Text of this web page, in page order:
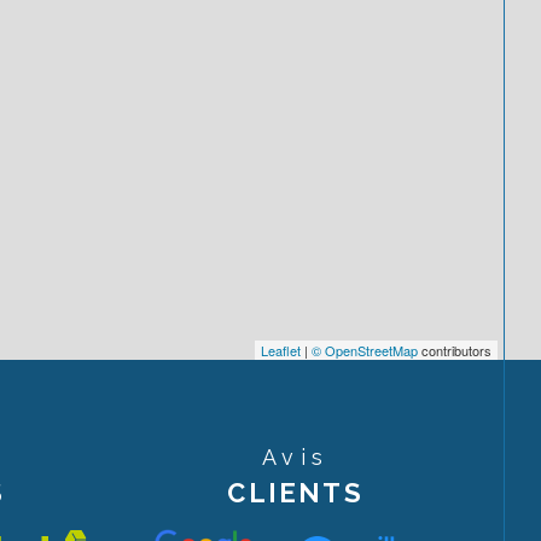
Leaflet | © OpenStreetMapcontributors
Avis
CLIENTS